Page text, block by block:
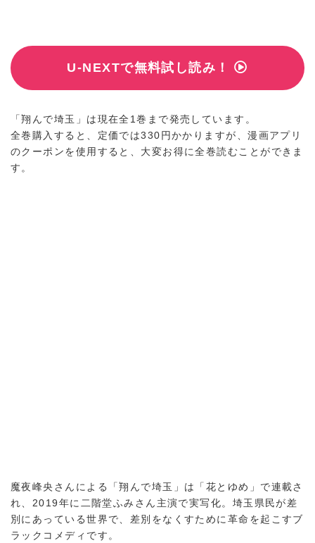
U-NEXTで無料試し読み！
「翔んで埼玉」は現在全1巻まで発売しています。
全巻購入すると、定価では330円かかりますが、漫画アプリ
のクーポンを使用すると、大変お得に全巻読むことができま
す。
魔夜峰央さんによる「翔んで埼玉」は「花とゆめ」で連載さ
れ、2019年に二階堂ふみさん主演で実写化。埼玉県民が差
別にあっている世界で、差別をなくすために革命を起こすブ
ラックコメディです。